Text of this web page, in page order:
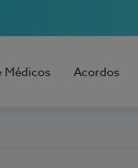
Médicos Acordos